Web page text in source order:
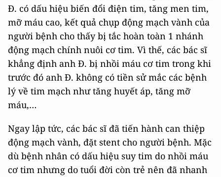
Đ. có dấu hiệu biến đổi điện tim, tăng men tim,
mỡ máu cao, kết quả chụp động mạch vành của
người bệnh cho thấy bị tắc hoàn toàn 1 nhánh
động mạch chính nuôi cơ tim. Vì thế, các bác sĩ
khẳng định anh Đ. bị nhồi máu cơ tim trong khi
trước đó anh Đ. không có tiền sử mắc các bệnh
lý về tim mạch như tăng huyết áp, tăng mỡ
máu,…
Ngay lập tức, các bác sĩ đã tiến hành can thiệp
động mạch vành, đặt stent cho người bệnh. Mặc
dù bệnh nhân có dấu hiệu suy tim do nhồi máu
cơ tim nhưng do tuổi đời còn trẻ nên đã nhanh